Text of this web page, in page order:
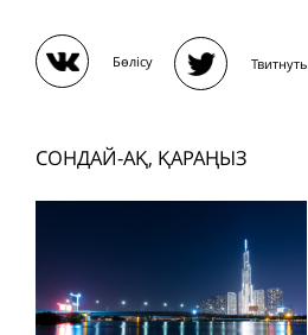
Бөлісу Твитнуть
СОНДАЙ-АҚ, ҚАРАҢЫЗ